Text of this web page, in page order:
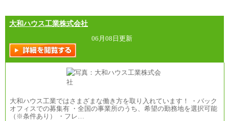
大和ハウス工業株式会社
06月08日更新
大和ハウス工業ではさまざまな働き方を取り入れています！ ・バック
オフィスでの募集有 ・全国の事業所のうち、希望の勤務地を選択可能
（※条件あり） ・フレ…